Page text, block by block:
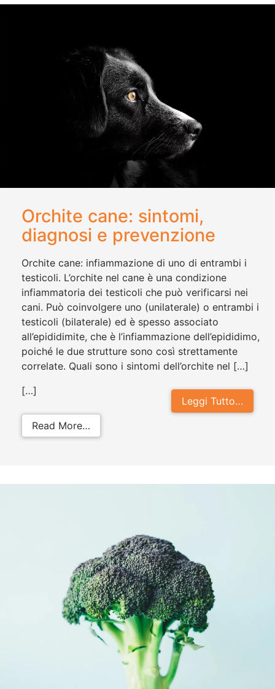
Orchite cane: sintomi,
diagnosi e prevenzione
Orchite cane: infiammazione di uno di entrambi i
testicoli. L’orchite nel cane è una condizione
infiammatoria dei testicoli che può verificarsi nei
cani. Può coinvolgere uno (unilaterale) o entrambi i
testicoli (bilaterale) ed è spesso associato
all’epididimite, che è l’infiammazione dell’epididimo,
poiché le due strutture sono così strettamente
correlate. Quali sono i sintomi dell’orchite nel […]
Leggi Tutto…
[…]
Read More…